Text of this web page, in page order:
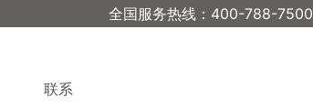
全国服务热线：400-788-7500
联系